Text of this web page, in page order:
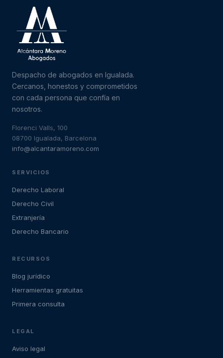
Despacho de abogados en Igualada.
Cercanos, honestos y comprometidos
con cada persona que confía en
nosotros.
Florenci Valls, 100
08700 Igualada, Barcelona
info@alcantaramoreno.com
SERVICIOS
Derecho Laboral
Derecho Civil
Extranjería
Derecho Bancario
RECURSOS
Blog jurídico
Herramientas gratuitas
Primera consulta
LEGAL
Aviso legal